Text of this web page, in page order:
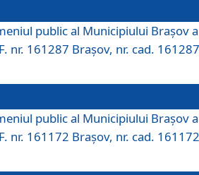
public al Municipiului Braşov a
nr. 161287 Brașov, nr. cad.
public al Municipiului Braşov a
nr. 161172 Brașov, nr. cad.